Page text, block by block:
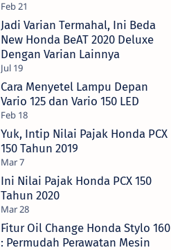
Jadi Varian Termahal, Ini Beda
New Honda BeAT 2020 Deluxe
Dengan Varian Lainnya
Cara Menyetel Lampu Depan
Vario 125 dan Vario 150 LED
Yuk, Intip Nilai Pajak Honda PCX
150 Tahun 2019
Ini Nilai Pajak Honda PCX 150
Tahun 2020
Fitur Oil Change Honda Stylo 160
: Permudah Perawatan Mesin